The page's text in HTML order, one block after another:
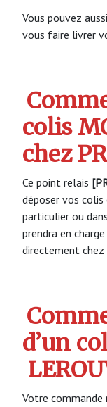
Vous pouvez
vous faire livrer
colis
chez
Ce point relais
déposer vos colis
particulier ou
prendra en
directement chez
d’un
Votre